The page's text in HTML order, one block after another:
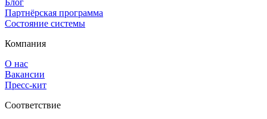
Партнёрская программа
Состояние системы
Компания
О нас
Вакансии
Пресс-кит
Соответствие